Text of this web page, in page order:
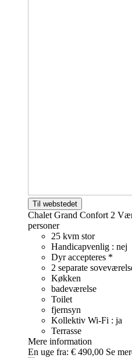
Til webstedet
Chalet Grand Confort 2
personer
25 kvm stor
Handicapvenlig : nej
Dyr accepteres *
2 separate
Køkken
badeværelse
Toilet
fjernsyn
Kollektiv Wi-Fi : ja
Terrasse
Mere information
En uge fra: € 490,00 Se